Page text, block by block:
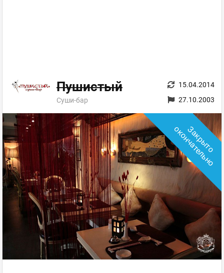
Пушистый
Суши-бар
15.04.2014
27.10.2003
З
а
к
р
ы
т
о
о
к
о
н
ч
а
т
е
л
ь
н
о